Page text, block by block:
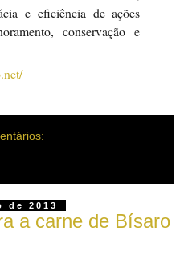
e eficiência de ações
conservação e
de 2013
a carne de Bísaro